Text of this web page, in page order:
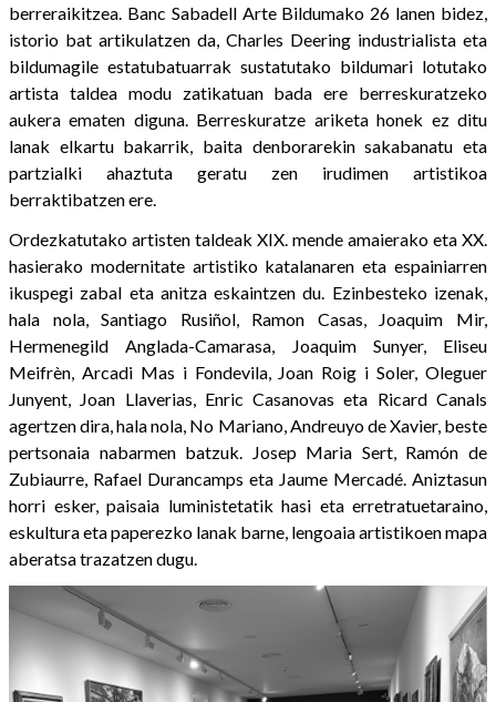
berreraikitzea. Banc Sabadell Arte Bildumako 26 lanen bidez,
istorio bat artikulatzen da, Charles Deering industrialista eta
bildumagile estatubatuarrak sustatutako bildumari lotutako
artista taldea modu zatikatuan bada ere berreskuratzeko
aukera ematen diguna. Berreskuratze ariketa honek ez ditu
lanak elkartu bakarrik, baita denborarekin sakabanatu eta
partzialki ahaztuta geratu zen irudimen artistikoa
berraktibatzen ere.
Ordezkatutako artisten taldeak XIX. mende amaierako eta XX.
hasierako modernitate artistiko katalanaren eta espainiarren
ikuspegi zabal eta anitza eskaintzen du. Ezinbesteko izenak,
hala nola, Santiago Rusiñol, Ramon Casas, Joaquim Mir,
Hermenegild Anglada-Camarasa, Joaquim Sunyer, Eliseu
Meifrèn, Arcadi Mas i Fondevila, Joan Roig i Soler, Oleguer
Junyent, Joan Llaverias, Enric Casanovas eta Ricard Canals
agertzen dira, hala nola, No Mariano, Andreuyo de Xavier, beste
pertsonaia nabarmen batzuk. Josep Maria Sert, Ramón de
Zubiaurre, Rafael Durancamps eta Jaume Mercadé. Aniztasun
horri esker, paisaia luministetatik hasi eta erretratuetaraino,
eskultura eta paperezko lanak barne, lengoaia artistikoen mapa
aberatsa trazatzen dugu.